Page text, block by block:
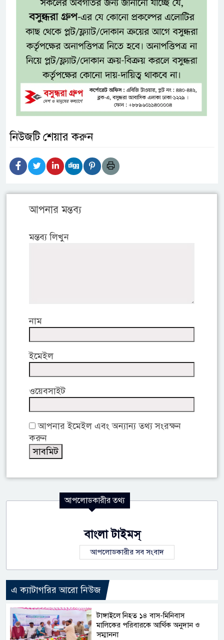
নিউজটি শেয়ার করুন
আপনার মন্তব্য
মন্তব্য লিখুন
নাম
ইমেইল
ওয়েবসাইট
আপনার ইমেইল এবং অন্যান্য তথ্য সংরক্ষন
করুন
আপলোডকারীর তথ্য
বাংলা টাইমস্
আপলোডকারীর সব সংবাদ
এ ক্যাটাগরির আরো নিউজ
টাঙ্গাইলে নিহত ১৪ বাস-মিনিবাস
মালিকের পরিবারকে আর্থিক অনুদান ও
সম্মাননা